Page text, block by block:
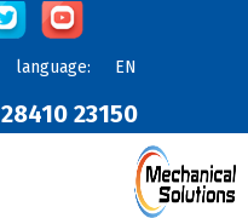
28410 23150
language: EN